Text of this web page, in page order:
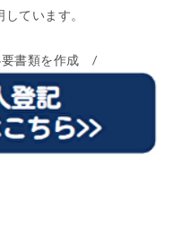
ています。
要書類を作成 /